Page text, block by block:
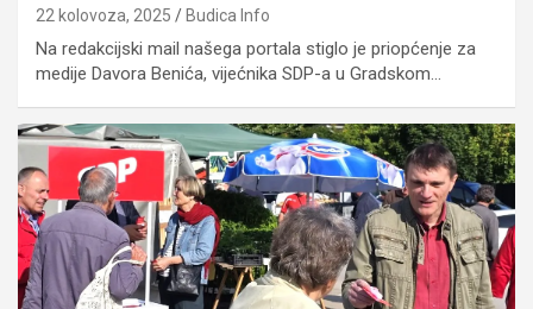
22 kolovoza, 2025 Budica Info
Na redakcijski mail našega portala stiglo je priopćenje za
medije Davora Benića, vijećnika SDP-a u Gradskom…